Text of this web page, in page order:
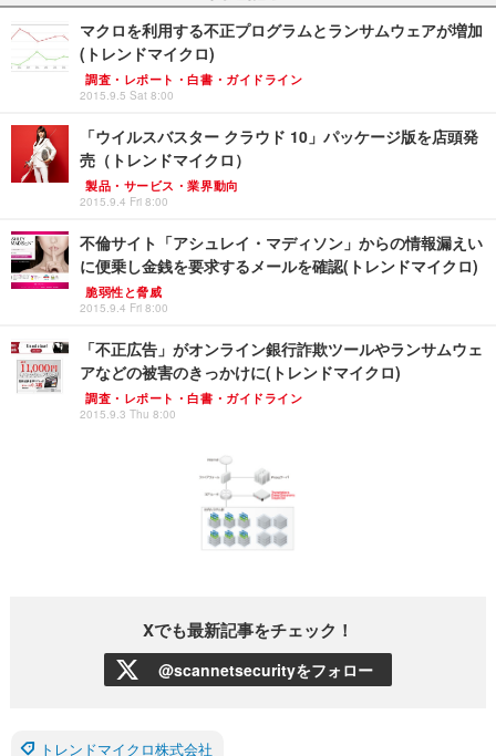
マクロを利用する不正プログラムとランサムウェアが増加
(トレンドマイクロ)
調査・レポート・白書・ガイドライン
2015.9.5 Sat 8:00
「ウイルスバスター クラウド 10」パッケージ版を店頭発
売（トレンドマイクロ）
製品・サービス・業界動向
2015.9.4 Fri 8:00
不倫サイト「アシュレイ・マディソン」からの情報漏えい
に便乗し金銭を要求するメールを確認(トレンドマイクロ)
脆弱性と脅威
2015.9.4 Fri 8:00
「不正広告」がオンライン銀行詐欺ツールやランサムウェ
アなどの被害のきっかけに(トレンドマイクロ)
調査・レポート・白書・ガイドライン
2015.9.3 Thu 8:00
Xでも最新記事をチェック！
@scannetsecurityをフォロー
トレンドマイクロ株式会社